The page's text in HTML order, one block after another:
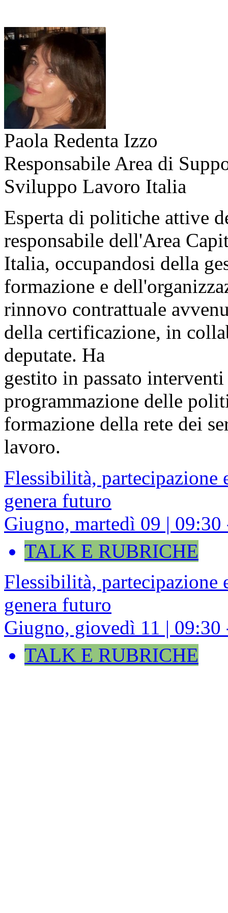
Paola Redenta Izzo
Responsabile Area di
Sviluppo Lavoro Italia
Esperta di politiche attive
responsabile dell'Area
Italia, occupandosi della
formazione e
rinnovo contrattuale
della certificazione, in
deputate. Ha
gestito in passato
programmazione delle
formazione della rete dei
lavoro.
Flessibilità, partecipazione
genera futuro
Giugno, martedì 09 |
TALK E RUBRICHE
Flessibilità, partecipazione
genera futuro
Giugno, giovedì 11 |
TALK E RUBRICHE